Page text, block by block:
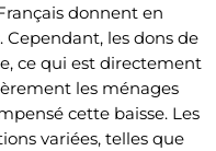
donnent en
les dons de
ce qui est directement
les ménages
cette baisse. Les
variées, telles que